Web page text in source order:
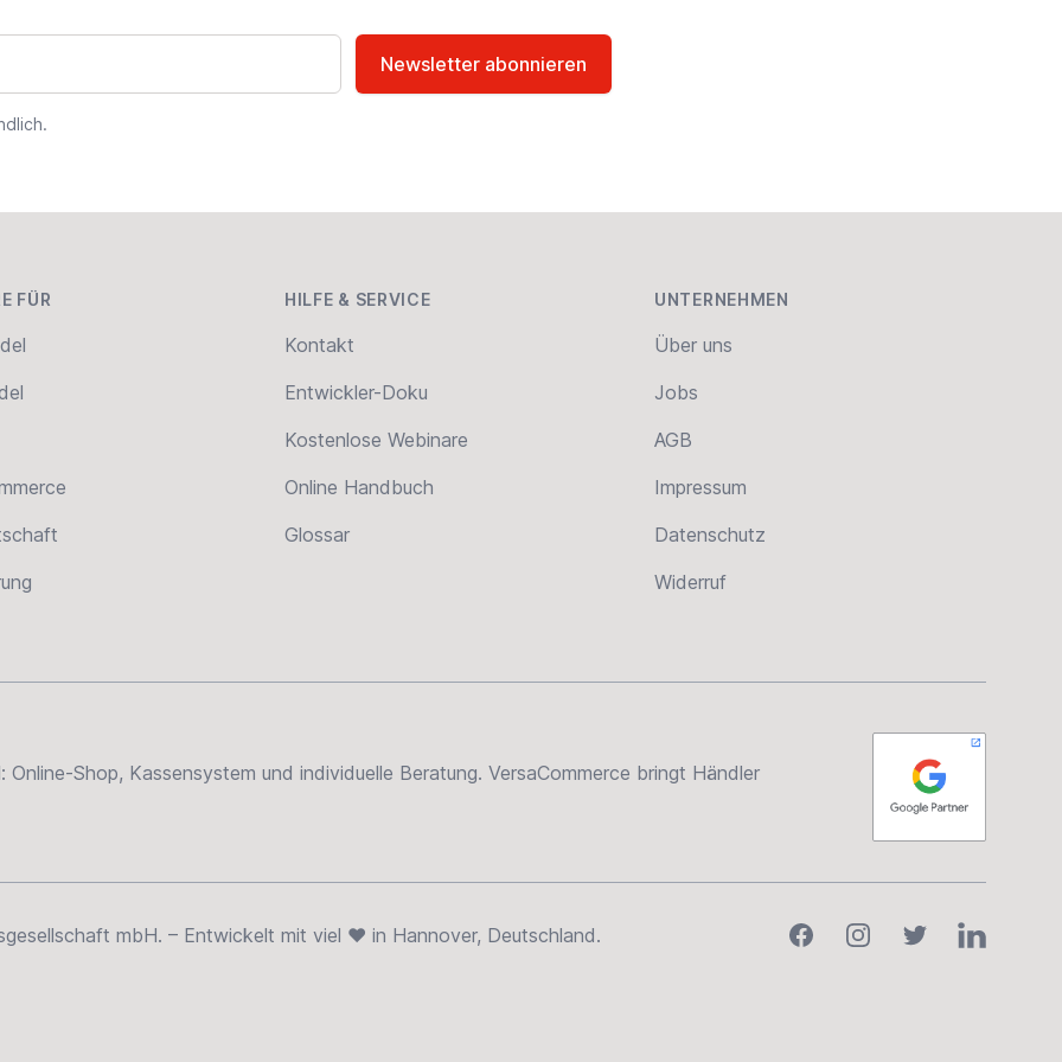
Newsletter abonnieren
FÜR HILFE & SERVICE
Kontakt
Entwickler-Doku
Kostenlose Webinare
Online Handbuch
Glossar
UNTERNEHMEN
Über uns
Jobs
AGB
Impressum
Datenschutz
Widerruf
Online-Shop, Kassensystem und individuelle Beratung. VersaCommerce bringt Händler
FacebookInstagramTwitterLinkedIn
mbH. – Entwickelt mit viel ❤ in Hannover, Deutschland.